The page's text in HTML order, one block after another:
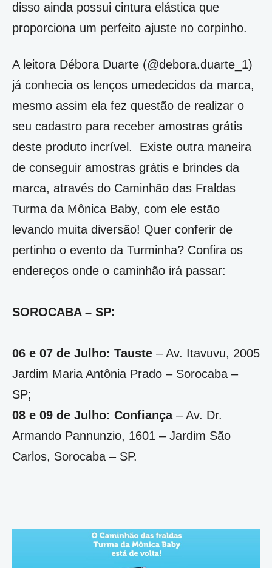
disso ainda possui cintura elástica que
proporciona um perfeito ajuste no corpinho.
A leitora Débora Duarte (@debora.duarte_1)
já conhecia os lenços umedecidos da marca,
mesmo assim ela fez questão de realizar o
seu cadastro para receber amostras grátis
deste produto incrível. Existe outra maneira
de conseguir amostras grátis e brindes da
marca, através do Caminhão das Fraldas
Turma da Mônica Baby, com ele estão
evando muita diversão! Quer conferir de
pertinho o evento da Turminha? Confira os
endereços onde o caminhão irá passar:
SOROCABA – SP:
06 e 07 de Julho: Tauste – Av. Itavuvu, 2005
Jardim Maria Antônia Prado – Sorocaba –
SP;
08 e 09 de Julho: Confiança– Av. Dr.
Armando Pannunzio, 1601 – Jardim São
Carlos, Sorocaba – SP.